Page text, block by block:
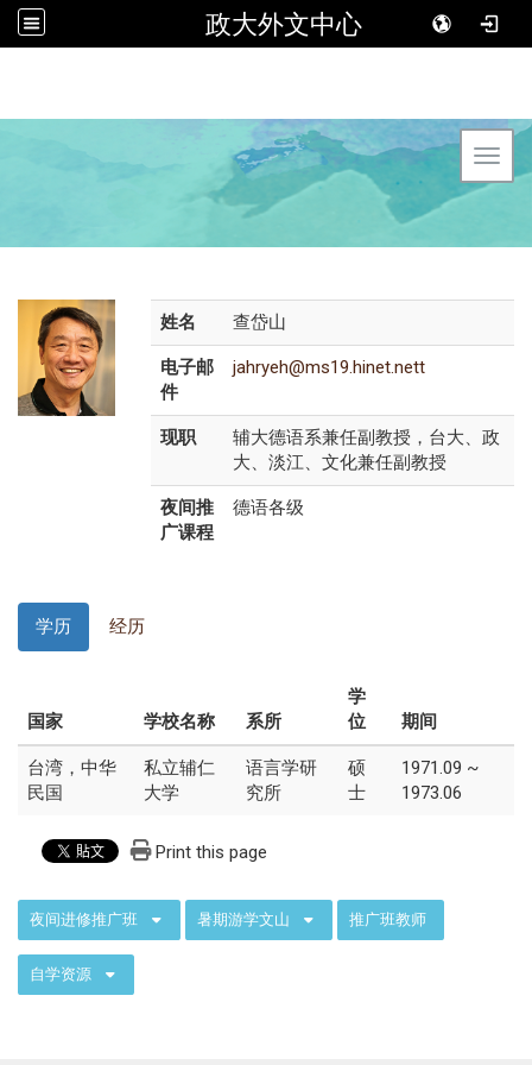
政大外文中心
姓名 查岱山
电子邮
件
jahryeh@ms19.hinet.nett
现职
辅大德语系兼任副教授，台大、政
大、淡江、文化兼任副教授
夜间推
广课程
德语各级
学历 经历
国家 学校名称 系所
学
位
期间
台湾，中华
民国
私立辅仁
大学
语言学研
究所
硕
士
1971.09 ~
1973.06
Print this page
夜间进修推广班 暑期游学文山 推广班教师
自学资源